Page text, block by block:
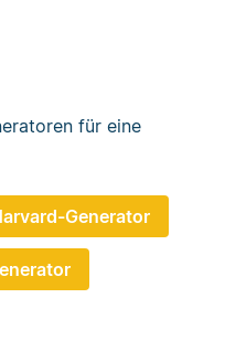
für eine
Generator